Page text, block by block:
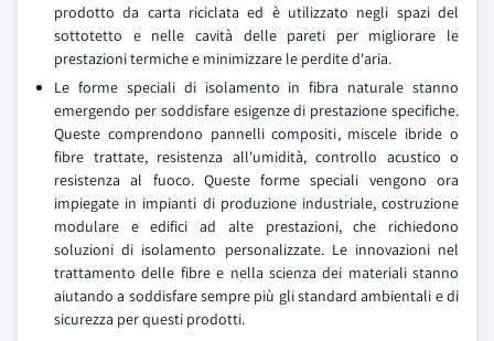
prodotto da carta riciclata ed è utilizzato negli spazi del
sottotetto e nelle cavità delle pareti per migliorare le
prestazioni termiche e minimizzare le perdite d'aria.
Le forme speciali di isolamento in fibra naturale stanno
emergendo per soddisfare esigenze di prestazione specifiche.
Queste comprendono pannelli compositi, miscele ibride o
fibre trattate, resistenza all'umidità, controllo acustico o
resistenza al fuoco. Queste forme speciali vengono ora
impiegate in impianti di produzione industriale, costruzione
modulare e edifici ad alte prestazioni, che richiedono
soluzioni di isolamento personalizzate. Le innovazioni nel
trattamento delle fibre e nella scienza dei materiali stanno
aiutando a soddisfare sempre più gli standard ambientali e di
sicurezza per questi prodotti.